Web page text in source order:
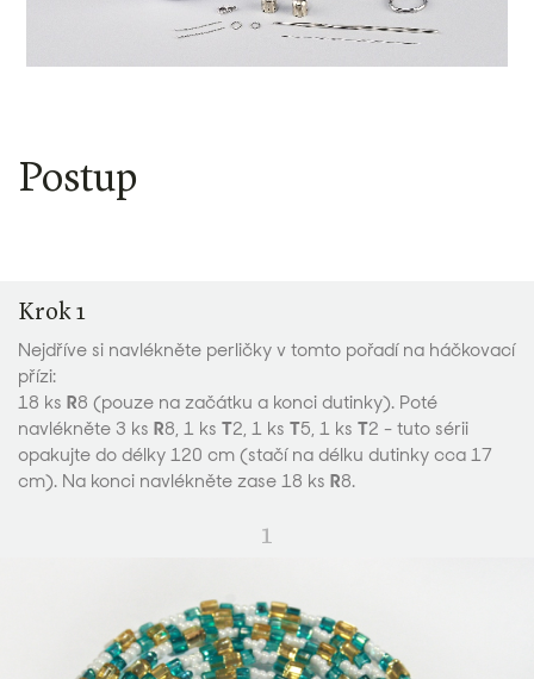
Postup
Krok 1
Nejdříve si navlékněte perličky v tomto pořadí na háčkovací
přízi:
18 ks R8 (pouze na začátku a konci dutinky). Poté
navlékněte 3 ks R8, 1 ks T2, 1 ks T5, 1 ks T2 - tuto sérii
opakujte do délky 120 cm (stačí na délku dutinky cca 17
cm). Na konci navlékněte zase 18 ks R8.
1